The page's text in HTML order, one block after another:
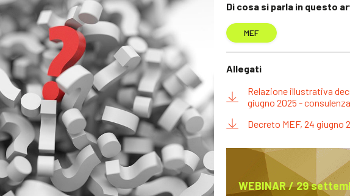
Di cosa si parla in questo
MEF
Allegati
Relazione illustrativa
giugno 2025 -
Decreto MEF, 24 giugno
WEBINAR / 29